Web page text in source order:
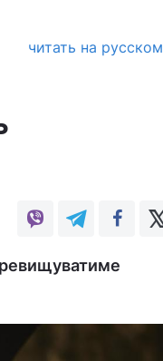
читать на русском